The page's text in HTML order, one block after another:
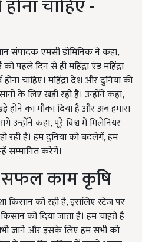
होना चाहिए -
संपादक एमसी डोमिनिक ने कहा,
पहले दिन से ही महिंद्रा एंड महिंद्रा
होना चाहिए। महिंद्रा देश और दुनिया की
के लिए खड़ी रही है। उन्होंने कहा,
होने का मौका दिया है और अब हमारा
उन्होंने कहा, पूरे विश्व में मिलेनियर
रही है। हम दुनिया को बदलेगें, हम
सम्मानित करेगें।
काम कृषि
किसान को रही है, इसलिए स्टेज पर
को दिया जाता है। हम चाहते हैं
जाने और इसके लिए हम सभी को